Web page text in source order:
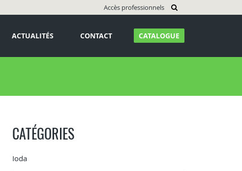
Accès professionnels
ACTUALITÉS CONTACT CATALOGUE
CATÉGORIES
Ioda